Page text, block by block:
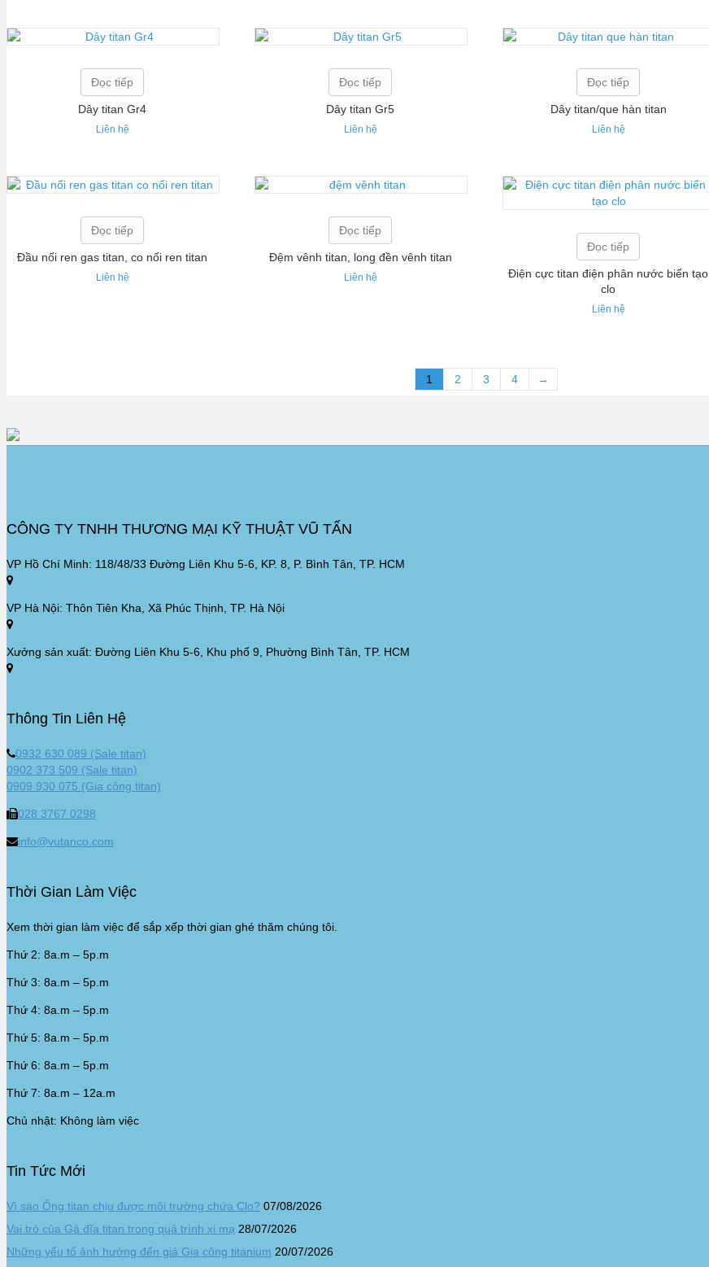
Đọc tiếp
Dây titan Gr4
Liên hệ
Đọc tiếp
Dây titan Gr5
Liên hệ
Đọc tiếp
Dây titan/que hàn titan
Liên hệ
Đọc tiếp
Đầu nối ren gas titan, co nối ren titan
Liên hệ
Đọc tiếp
Đệm vênh titan, long đền vênh titan
Liên hệ
Đọc tiếp
Điện cực titan điện phân nước biển tạo
clo
Liên hệ
1 2 3 4 →
CÔNG TY TNHH THƯƠNG MẠI KỸ THUẬT VŨ TẤN
VP Hồ Chí Minh: 118/48/33 Đường Liên Khu 5-6, KP. 8, P. Bình Tân, TP. HCM
VP Hà Nội: Thôn Tiên Kha, Xã Phúc Thịnh, TP. Hà Nội
Xưởng sản xuất: Đường Liên Khu 5-6, Khu phố 9, Phường Bình Tân, TP. HCM
Thông Tin Liên Hệ
0932 630 089 (Sale titan)
0902 373 509 (Sale titan)
0909 930 075 (Gia công titan)
028 3767 0298
info@vutanco.com
Thời Gian Làm Việc
Xem thời gian làm việc để sắp xếp thời gian ghé thăm chúng tôi.
Thứ 2: 8a.m – 5p.m
Thứ 3: 8a.m – 5p.m
Thứ 4: 8a.m – 5p.m
Thứ 5: 8a.m – 5p.m
Thứ 6: 8a.m – 5p.m
Thứ 7: 8a.m – 12a.m
Chủ nhật: Không làm việc
Tin Tức Mới
Vì sao Ống titan chịu được môi trường chứa Clo? 07/08/2026
Vai trò của Gá đĩa titan trong quá trình xi mạ 28/07/2026
Những yếu tố ảnh hưởng đến giá Gia công titanium 20/07/2026